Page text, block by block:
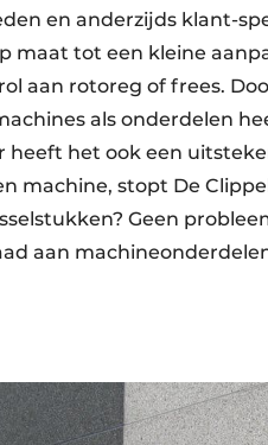
en anderzijds klant-
maat tot een kleine
aan rotoreg of frees.
als onderdelen
heeft het ook een
machine, stopt De
Geen
aan